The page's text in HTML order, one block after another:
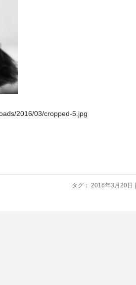
2016/03/cropped-5.jpg
タグ： 2016年3月20日 |